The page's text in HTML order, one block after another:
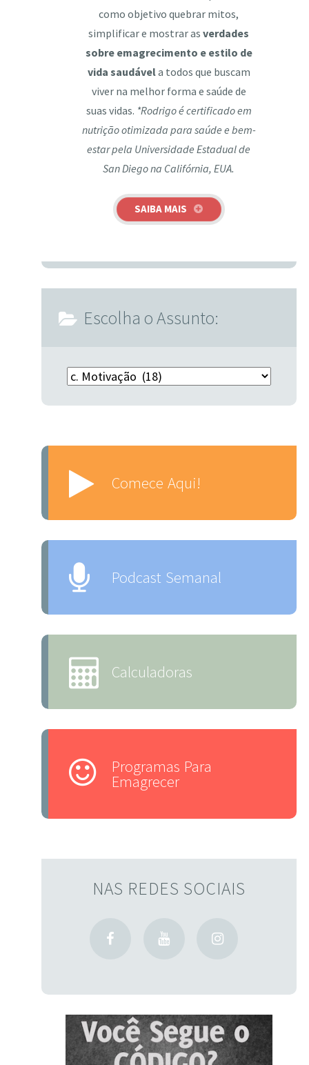
como objetivo quebrar mitos,
simplificar e mostrar asverdades
sobre emagrecimento e estilo de
vida saudávela todos que buscam
viver na melhor forma e saúde de
suas vidas. *Rodrigo é certificado em
nutrição otimizada para saúde e bem-
estar pela Universidade Estadual de
San Diego na Califórnia, EUA.
SAIBA MAIS
Escolha o Assunto:
Escolha o Assunto:
Comece Aqui!
Podcast Semanal
Calculadoras
Programas Para
Emagrecer
NAS REDES SOCIAIS